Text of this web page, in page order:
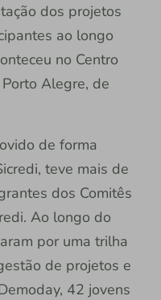
dos projetos
ao longo
no Centro
Alegre, de
de forma
teve mais de
dos Comitês
Ao longo do
por uma trilha
de projetos e
42 jovens